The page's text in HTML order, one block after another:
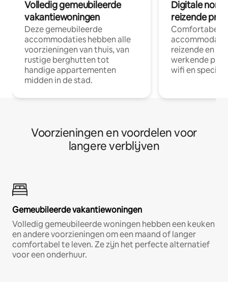
Volledig gemeubileerde
vakantiewoningen
Deze gemeubileerde
accommodaties hebben alle
voorzieningen van thuis, van
rustige berghutten tot
handige appartementen
midden in de stad.
Digitale
reizende
Comfortabele
reizende en
werkende
wifi en
Voorzieningen en voordelen voor
langere verblijven
Gemeubileerde vakantiewoningen
Volledig gemeubileerde woningen hebben een keuken
en andere voorzieningen om een maand of langer
comfortabel te leven. Ze zijn het perfecte alternatief
voor een onderhuur.